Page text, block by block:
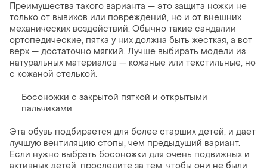
Преимущества такого варианта — это защита ножки не
только от вывихов или повреждений, но и от внешних
механических воздействий. Обычно такие сандалии
ортопедические, пятка у них должна быть жесткая, а вот
верх — достаточно мягкий. Лучше выбирать модели из
натуральных материалов — кожаные или текстильные, но
с кожаной стелькой.
Босоножки с закрытой пяткой и открытыми
пальчиками
Эта обувь подбирается для более старших детей, и дает
лучшую вентиляцию стопы, чем предыдущий вариант.
Если нужно выбрать босоножки для очень подвижных и